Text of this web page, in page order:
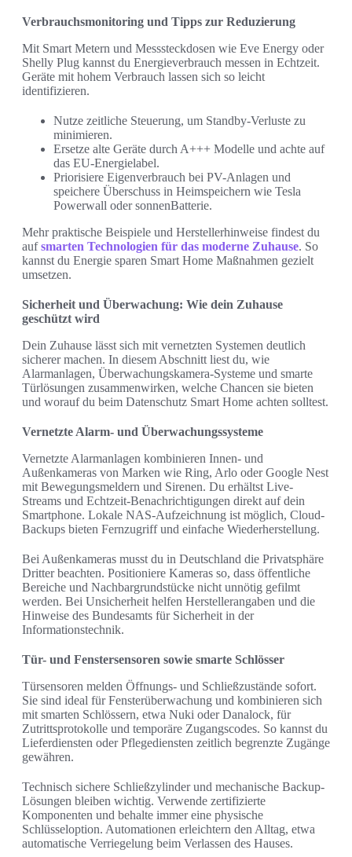
Verbrauchsmonitoring und Tipps zur Reduzierung
Mit Smart Metern und Messsteckdosen wie Eve Energy oder
Shelly Plug kannst du Energieverbrauch messen in Echtzeit.
Geräte mit hohem Verbrauch lassen sich so leicht
identifizieren.
Nutze zeitliche Steuerung, um Standby-Verluste zu
minimieren.
Ersetze alte Geräte durch A+++ Modelle und achte auf
das EU-Energielabel.
Priorisiere Eigenverbrauch bei PV-Anlagen und
speichere Überschuss in Heimspeichern wie Tesla
Powerwall oder sonnenBatterie.
Mehr praktische Beispiele und Herstellerhinweise findest du
aufsmarten Technologien für das moderne Zuhause. So
kannst du Energie sparen Smart Home Maßnahmen gezielt
umsetzen.
Sicherheit und Überwachung: Wie dein Zuhause
geschützt wird
Dein Zuhause lässt sich mit vernetzten Systemen deutlich
sicherer machen. In diesem Abschnitt liest du, wie
Alarmanlagen, Überwachungskamera-Systeme und smarte
Türlösungen zusammenwirken, welche Chancen sie bieten
und worauf du beim Datenschutz Smart Home achten solltest.
Vernetzte Alarm- und Überwachungssysteme
Vernetzte Alarmanlagen kombinieren Innen- und
Außenkameras von Marken wie Ring, Arlo oder Google Nest
mit Bewegungsmeldern und Sirenen. Du erhältst Live-
Streams und Echtzeit-Benachrichtigungen direkt auf dein
Smartphone. Lokale NAS-Aufzeichnung ist möglich, Cloud-
Backups bieten Fernzugriff und einfache Wiederherstellung.
Bei Außenkameras musst du in Deutschland die Privatsphäre
Dritter beachten. Positioniere Kameras so, dass öffentliche
Bereiche und Nachbargrundstücke nicht unnötig gefilmt
werden. Bei Unsicherheit helfen Herstellerangaben und die
Hinweise des Bundesamts für Sicherheit in der
Informationstechnik.
Tür- und Fenstersensoren sowie smarte Schlösser
Türsensoren melden Öffnungs- und Schließzustände sofort.
Sie sind ideal für Fensterüberwachung und kombinieren sich
mit smarten Schlössern, etwa Nuki oder Danalock, für
Zutrittsprotokolle und temporäre Zugangscodes. So kannst du
Lieferdiensten oder Pflegediensten zeitlich begrenzte Zugänge
gewähren.
Technisch sichere Schließzylinder und mechanische Backup-
Lösungen bleiben wichtig. Verwende zertifizierte
Komponenten und behalte immer eine physische
Schlüsseloption. Automationen erleichtern den Alltag, etwa
automatische Verriegelung beim Verlassen des Hauses.